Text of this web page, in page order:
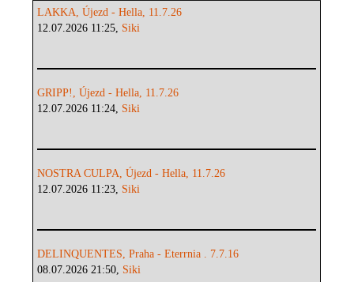
LAKKA, Újezd - Hella, 11.7.26
12.07.2026 11:25, Siki
GRIPP!, Újezd - Hella, 11.7.26
12.07.2026 11:24, Siki
NOSTRA CULPA, Újezd - Hella, 11.7.26
12.07.2026 11:23, Siki
DELINQUENTES, Praha - Eterrnia . 7.7.16
08.07.2026 21:50, Siki